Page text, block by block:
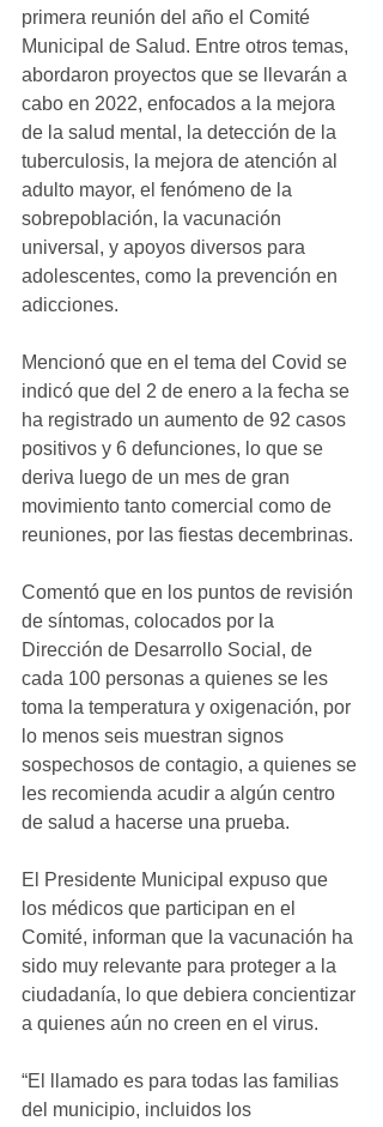
primera reunión del año el Comité
Municipal de Salud. Entre otros temas,
abordaron proyectos que se llevarán a
cabo en 2022, enfocados a la mejora
de la salud mental, la detección de la
tuberculosis, la mejora de atención al
adulto mayor, el fenómeno de la
sobrepoblación, la vacunación
universal, y apoyos diversos para
adolescentes, como la prevención en
adicciones.
Mencionó que en el tema del Covid se
indicó que del 2 de enero a la fecha se
ha registrado un aumento de 92 casos
positivos y 6 defunciones, lo que se
deriva luego de un mes de gran
movimiento tanto comercial como de
reuniones, por las fiestas decembrinas.
Comentó que en los puntos de revisión
de síntomas, colocados por la
Dirección de Desarrollo Social, de
cada 100 personas a quienes se les
toma la temperatura y oxigenación, por
lo menos seis muestran signos
sospechosos de contagio, a quienes se
les recomienda acudir a algún centro
de salud a hacerse una prueba.
El Presidente Municipal expuso que
los médicos que participan en el
Comité, informan que la vacunación ha
sido muy relevante para proteger a la
ciudadanía, lo que debiera concientizar
a quienes aún no creen en el virus.
“El llamado es para todas las familias
del municipio, incluidos los